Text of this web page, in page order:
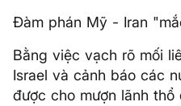
Đàm phán Mỹ - Iran
Bằng việc vạch rõ mối
Israel và cảnh báo các
được cho mượn lãnh thổ